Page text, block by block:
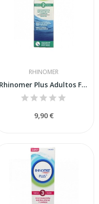
RHINOMER
Rhinomer Plus Adultos Fuerza 2 Media 1 Spray...
9,90 €